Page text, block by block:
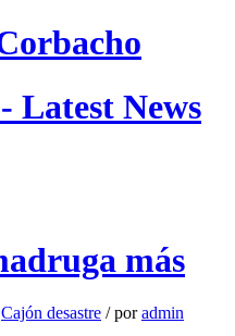
Latest News
más
Cajón desastre / poradmin